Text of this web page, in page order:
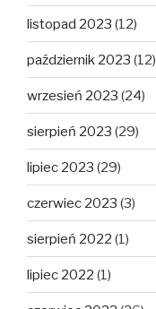
listopad 2023 (12)
październik 2023 (12)
wrzesień 2023 (24)
sierpień 2023 (29)
lipiec 2023 (29)
czerwiec 2023 (3)
sierpień 2022 (1)
lipiec 2022 (1)